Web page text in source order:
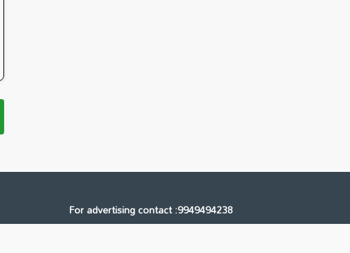
For advertising contact :9949494238
Email: digital@ntvnetwork.com